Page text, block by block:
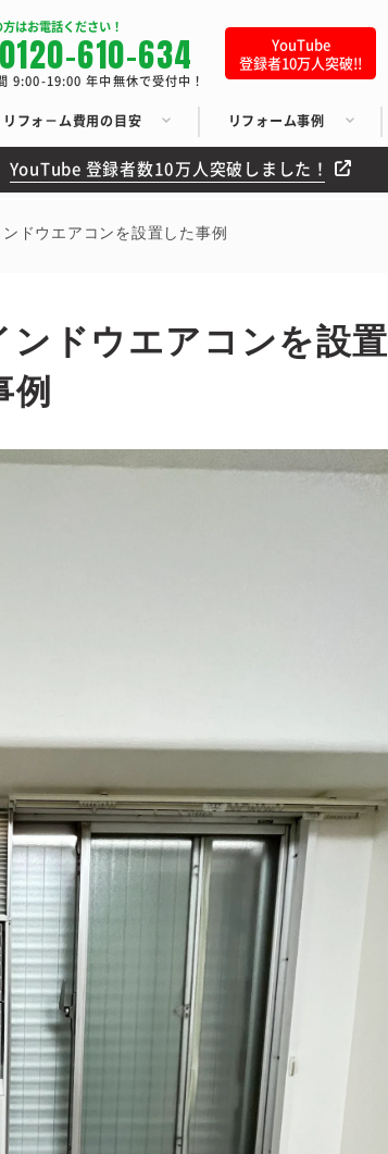
はお電話ください！
0120-610-634
9:00-19:00 年中無休で受付中！
YouTube
登録者10万人突破!!
リフォ－ム費用の目安 リフォーム事例
YouTube 登録者数10万人突破しました！
ドウエアコンを設置した事例
ドウエアコンを設置
例